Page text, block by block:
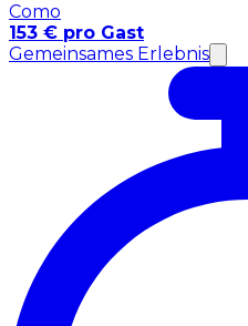
Como
153 € pro Gast
Gemeinsames Erlebnis